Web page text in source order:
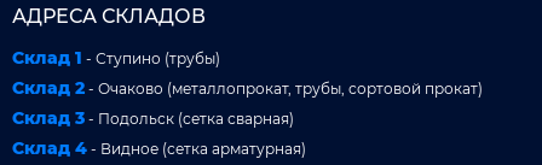
АДРЕСА СКЛАДОВ
Склад 1 - Ступино (трубы)
Склад 2 - Очаково (металлопрокат, трубы, сортовой прокат)
Склад 3 - Подольск (сетка сварная)
Склад 4 - Видное (сетка арматурная)